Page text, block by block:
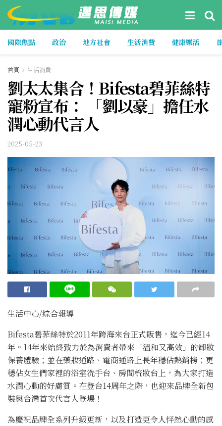
國際焦點 政治 地方社會 生活消費 健康樂活
首頁 生活消費
劉太太集合！Bifesta碧菲絲特
寵粉宣布： 「劉以豪」擔任水
潤心動代言人
2025-05-23
生活中心/綜合報導
Bifesta碧菲絲特於2011年跨海來台正式販售，迄今已經14
年。14年來始終致力於為消費者帶來「溫和又高效」的卸妝
保養體驗；並在藥妝通路、電商通路上長年穩佔熱銷榜；更
穩佔女生們家裡的浴室洗手台、房間梳妝台上，為大家打造
水潤心動的好膚質。在登台14周年之際，也迎來品牌全新包
裝與台灣首次代言人登場！
為慶祝品牌全系列升級更新，以及打造更令人怦然心動的感